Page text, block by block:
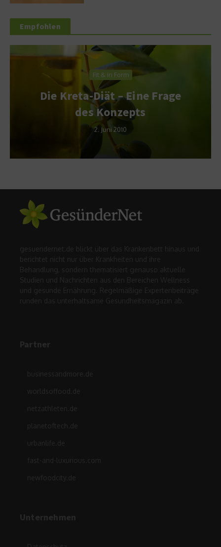
Empfohlen
Fit & in Form
Die Kreta-Diät – Eine Frage
des Konzepts
2. Juni 2010
gesuendernet.de blickt über das Krankenbett hinaus und
berichtet nicht nur über Krankheiten und ihre
Behandlung, sondern thematisiert genauso aktuelle
Studien und Nachrichten aus den Bereichen Wellness
und gesunde Ernährung. Regelmäßige Expertenbeiträge
runden das unterhaltsame Gesundheitsmagazin ab.
Partner
businessandmore.de
worldsoffood.de
netzathleten.de
planetoftech.de
urbanlife.de
fast-and-luxurious.com
newfoodcity.de
Unternehmen